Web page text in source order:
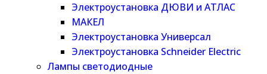
Электроустановка ДЮВИ и АТЛАС
МАКЕЛ
Электроустановка Универсал
Электроустановка Schneider Electric
Лампы светодиодные